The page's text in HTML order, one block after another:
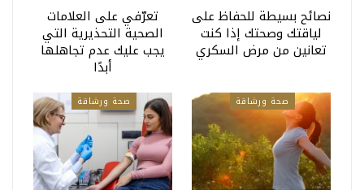
نصائح بسيطة للحفاظ على
لياقتك وصحتك إذا كنت
تعانين من مرض السكري
تعرّفي على العلامات
الصحية التحذيرية التي
يجب عليك عدم تجاهلها
أبدًا
صحة ورشاقة صحة ورشاقة